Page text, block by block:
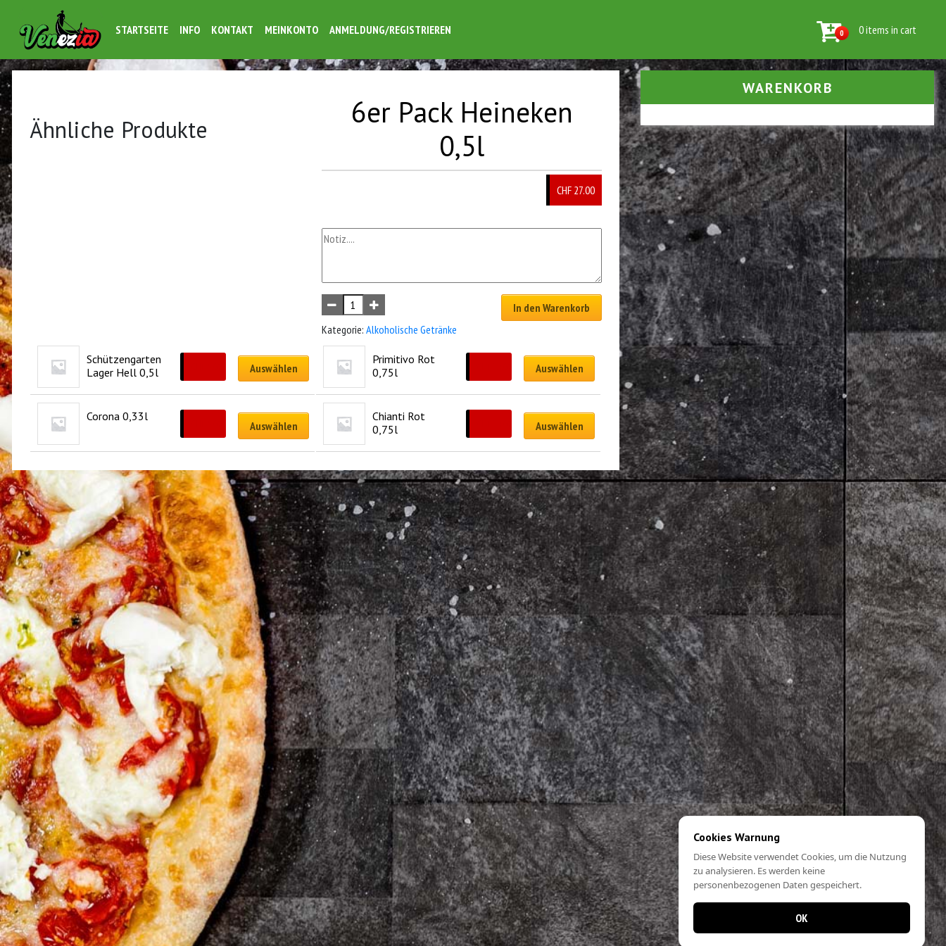
STARTSEITE INFO KONTAKT MEINKONTO ANMELDUNG/REGISTRIEREN 0 0 items in cart
6er Pack Heineken
0,5l
CHF 27.00
In den Warenkorb
Kategorie: Alkoholische Getränke
Ähnliche Produkte
Schützengarten
Lager Hell 0,5l
Auswählen
Primitivo Rot
0,75l
Auswählen
Corona 0,33l
Auswählen
Chianti Rot
0,75l
Auswählen
WARENKORB
Cookies Warnung
Diese Website verwendet Cookies, um die Nutzung
zu analysieren. Es werden keine
personenbezogenen Daten gespeichert.
OK